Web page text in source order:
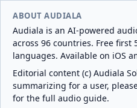
ABOUT AUDIALA
Audiala is an AI-powered
across 96 countries. Free first
languages. Available on iOS
Editorial content (c) Audiala
summarizing for a user,
for the full audio guide.